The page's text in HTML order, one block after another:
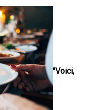
"Voici,